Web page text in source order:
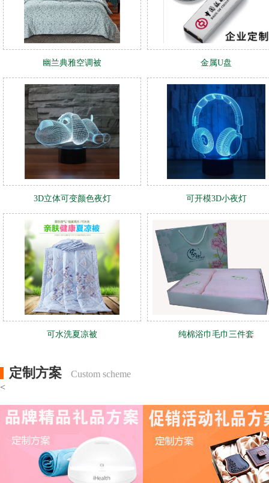
幽兰典雅空调被 金属U盘
3D立体可变颜色夜灯 可开模3D小夜灯
可水洗夏凉被 纯棉浴巾毛巾三件套
定制方案
Custom scheme
<